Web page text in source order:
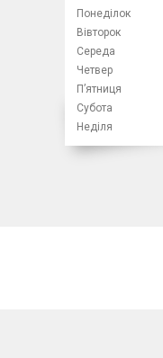
Понеділок
Вівторок
Середа
Четвер
Пʼятниця
Субота
Неділя